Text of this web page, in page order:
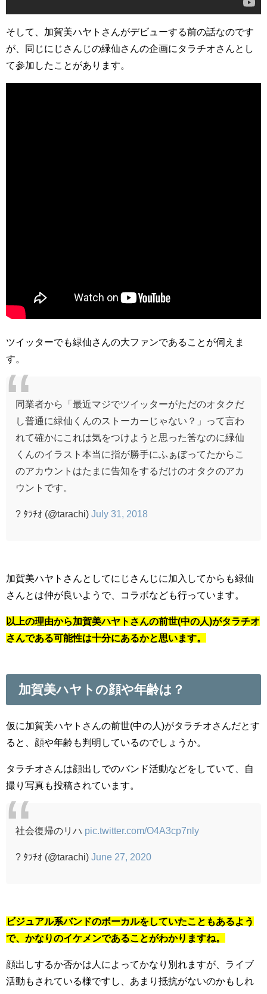
そして、加賀美ハヤトさんがデビューする前の話なのです
が、同じにじさんじの緑仙さんの企画にタラチオさんとし
て参加したことがあります。
ツイッターでも緑仙さんの大ファンであることが伺えま
す。
同業者から「最近マジでツイッターがただのオタクだ
し普通に緑仙くんのストーカーじゃない？」って言わ
れて確かにこれは気をつけようと思った筈なのに緑仙
くんのイラスト本当に指が勝手にふぁぼってたからこ
のアカウントはたまに告知をするだけのオタクのアカ
ウントです。
? ﾀﾗﾁｵ (@tarachi) July 31, 2018
加賀美ハヤトさんとしてにじさんじに加入してからも緑仙
さんとは仲が良いようで、コラボなども行っています。
以上の理由から加賀美ハヤトさんの前世(中の人)がタラチオ
さんである可能性は十分にあるかと思います。
加賀美ハヤトの顔や年齢は？
仮に加賀美ハヤトさんの前世(中の人)がタラチオさんだとす
ると、顔や年齢も判明しているのでしょうか。
タラチオさんは顔出しでのバンド活動などをしていて、自
撮り写真も投稿されています。
社会復帰のリハ pic.twitter.com/O4A3cp7nly
? ﾀﾗﾁｵ (@tarachi) June 27, 2020
ビジュアル系バンドのボーカルをしていたこともあるよう
で、かなりのイケメンであることがわかりますね。
顔出しするか否かは人によってかなり別れますが、ライブ
活動もされている様ですし、あまり抵抗がないのかもしれ